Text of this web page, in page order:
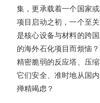
集，更承载着一个国家
项目启动之初，一个至
是核心设备与材料的跨
的海外石化项目而烦恼
精密脆弱的反应塔、压
它们安全、准时地从国
殚精竭虑？